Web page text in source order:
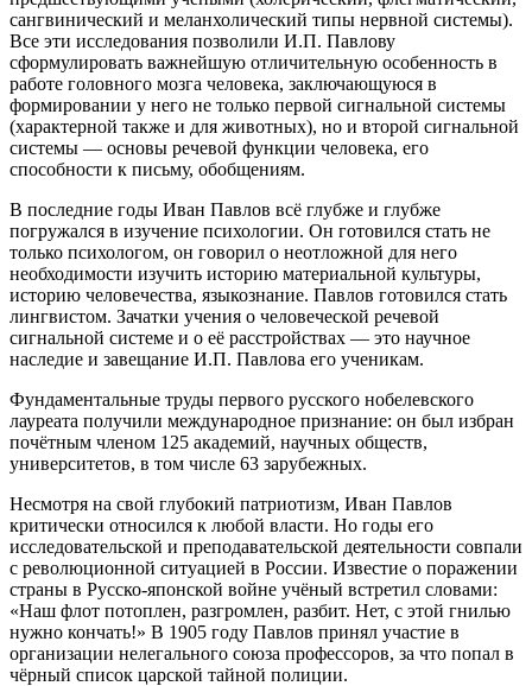
сангвинический и меланхолический типы нервной системы).
Все эти исследования позволили И.П. Павлову
сформулировать важнейшую отличительную особенность в
работе головного мозга человека, заключающуюся в
формировании у него не только первой сигнальной системы
(характерной также и для животных), но и второй сигнальной
системы — основы речевой функции человека, его
способности к письму, обобщениям.
В последние годы Иван Павлов всё глубже и глубже
погружался в изучение психологии. Он готовился стать не
только психологом, он говорил о неотложной для него
необходимости изучить историю материальной культуры,
историю человечества, языкознание. Павлов готовился стать
лингвистом. Зачатки учения о человеческой речевой
сигнальной системе и о её расстройствах — это научное
наследие и завещание И.П. Павлова его ученикам.
Фундаментальные труды первого русского нобелевского
лауреата получили международное признание: он был избран
почётным членом 125 академий, научных обществ,
университетов, в том числе 63 зарубежных.
Несмотря на свой глубокий патриотизм, Иван Павлов
критически относился к любой власти. Но годы его
исследовательской и преподавательской деятельности совпали
с революционной ситуацией в России. Известие о поражении
страны в Русско-японской войне учёный встретил словами:
«Наш флот потоплен, разгромлен, разбит. Нет, с этой гнилью
нужно кончать!» В 1905 году Павлов принял участие в
организации нелегального союза профессоров, за что попал в
чёрный список царской тайной полиции.